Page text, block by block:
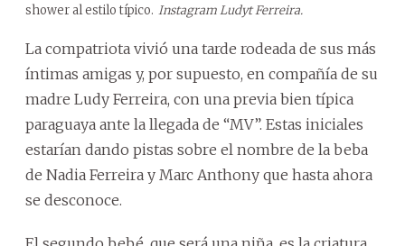
shower al estilo típico. Instagram Ludyt Ferreira.
La compatriota vivió una tarde rodeada de sus más
íntimas amigas y, por supuesto, en compañía de su
madre Ludy Ferreira, con una previa bien típica
paraguaya ante la llegada de “MV”. Estas iniciales
estarían dando pistas sobre el nombre de la beba
de Nadia Ferreira y Marc Anthony que hasta ahora
se desconoce.